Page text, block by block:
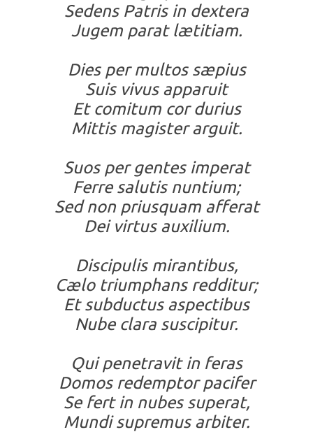
Sedens Patris in dextera
Jugem parat lætitiam.
Dies per multos sæpius
Suis vivus apparuit
Et comitum cor durius
Mittis magister arguit.
Suos per gentes imperat
Ferre salutis nuntium;
Sed non priusquam afferat
Dei virtus auxilium.
Discipulis mirantibus,
Cælo triumphans redditur;
Et subductus aspectibus
Nube clara suscipitur.
Qui penetravit in feras
Domos redemptor pacifer
Se fert in nubes superat,
Mundi supremus arbiter.